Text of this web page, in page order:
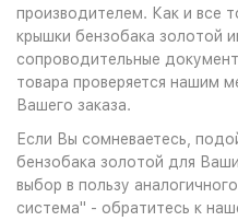
производителем. Как и все
крышки бензобака золотой
сопроводительные
товара проверяется нашим
Вашего заказа.
Если Вы сомневаетесь,
бензобака золотой для
выбор в пользу
система" - обратитесь к